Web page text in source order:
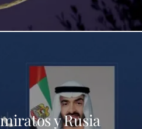
y Rusia